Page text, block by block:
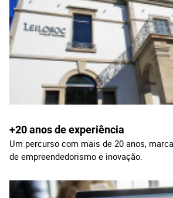
+20 anos de experiência
Um percurso com mais de 20 anos,
de empreendedorismo e inovação.